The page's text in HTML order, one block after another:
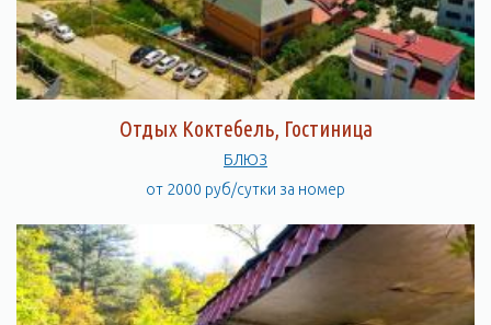
Отдых Коктебель, Гостиница
БЛЮЗ
от 2000 руб/сутки за номер